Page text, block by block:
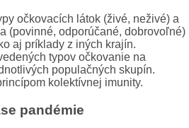
očkovacích látok (živé, neživé) a
(povinné, odporúčané, dobrovoľné)
aj príklady z iných krajín.
typov očkovanie na
populačných skupín.
kolektívnej imunity.
pandémie